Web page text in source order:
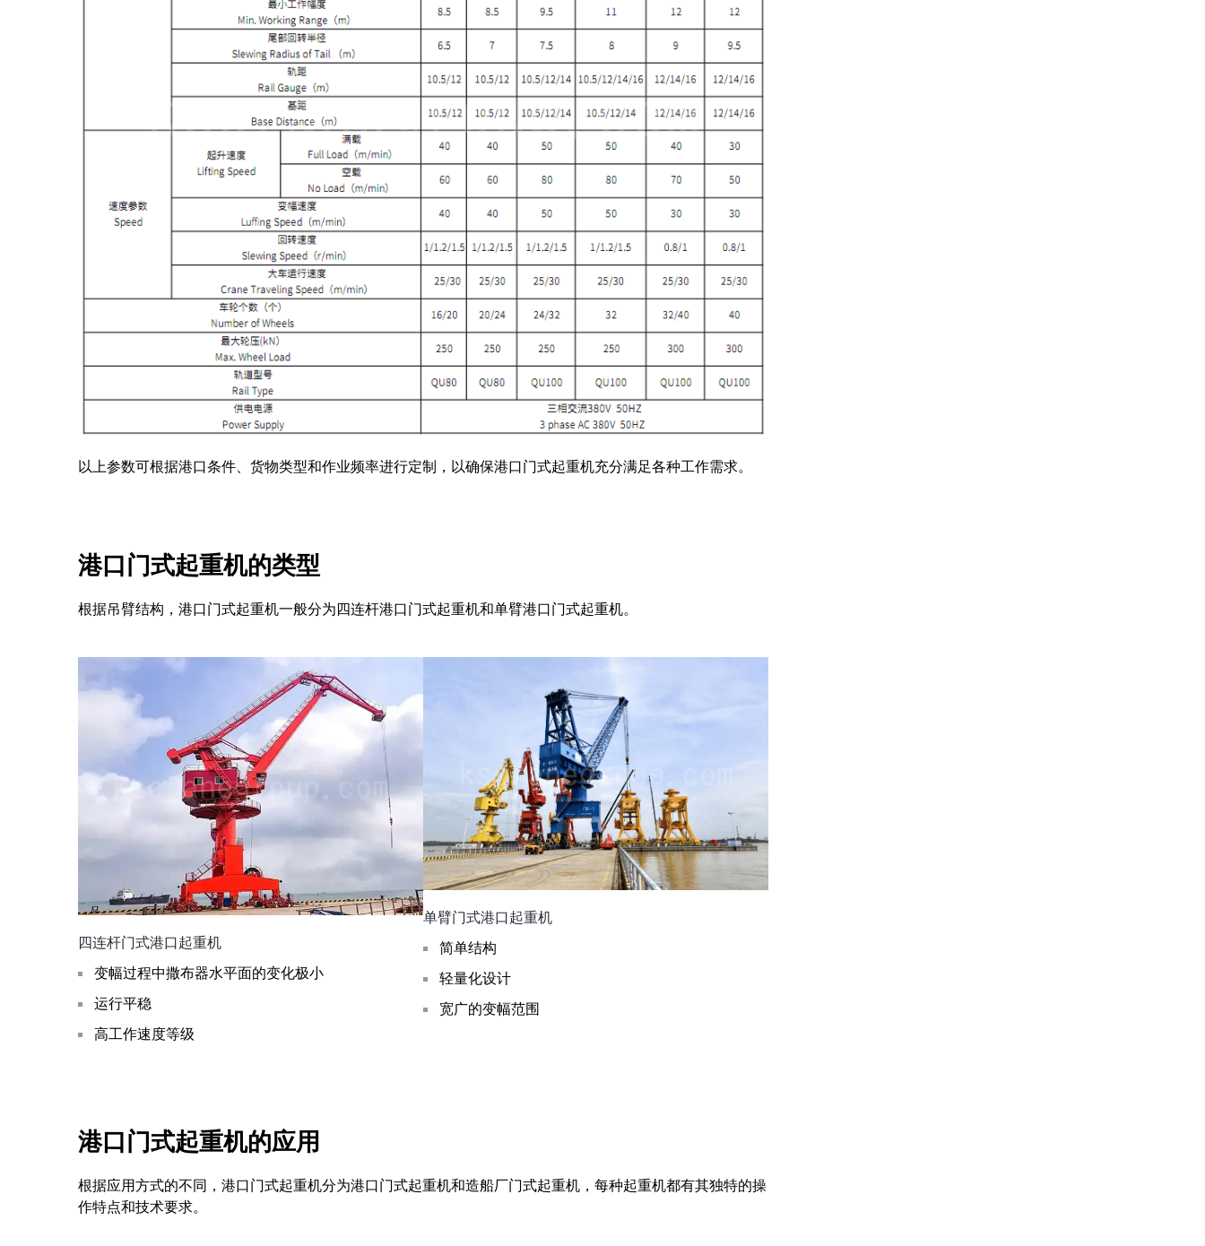
以上参数可根据港口条件、货物类型和作业频率进行定制，以确保港口门式起重机充分满足各种工作需求。
港口门式起重机的类型
根据吊臂结构，港口门式起重机一般分为四连杆港口门式起重机和单臂港口门式起重机。
四连杆门式港口起重机
变幅过程中撒布器水平面的变化极小
运行平稳
高工作速度等级
单臂门式港口起重机
简单结构
轻量化设计
宽广的变幅范围
港口门式起重机的应用
根据应用方式的不同，港口门式起重机分为港口门式起重机和造船厂门式起重机，每种起重机都有其独特的操
作特点和技术要求。